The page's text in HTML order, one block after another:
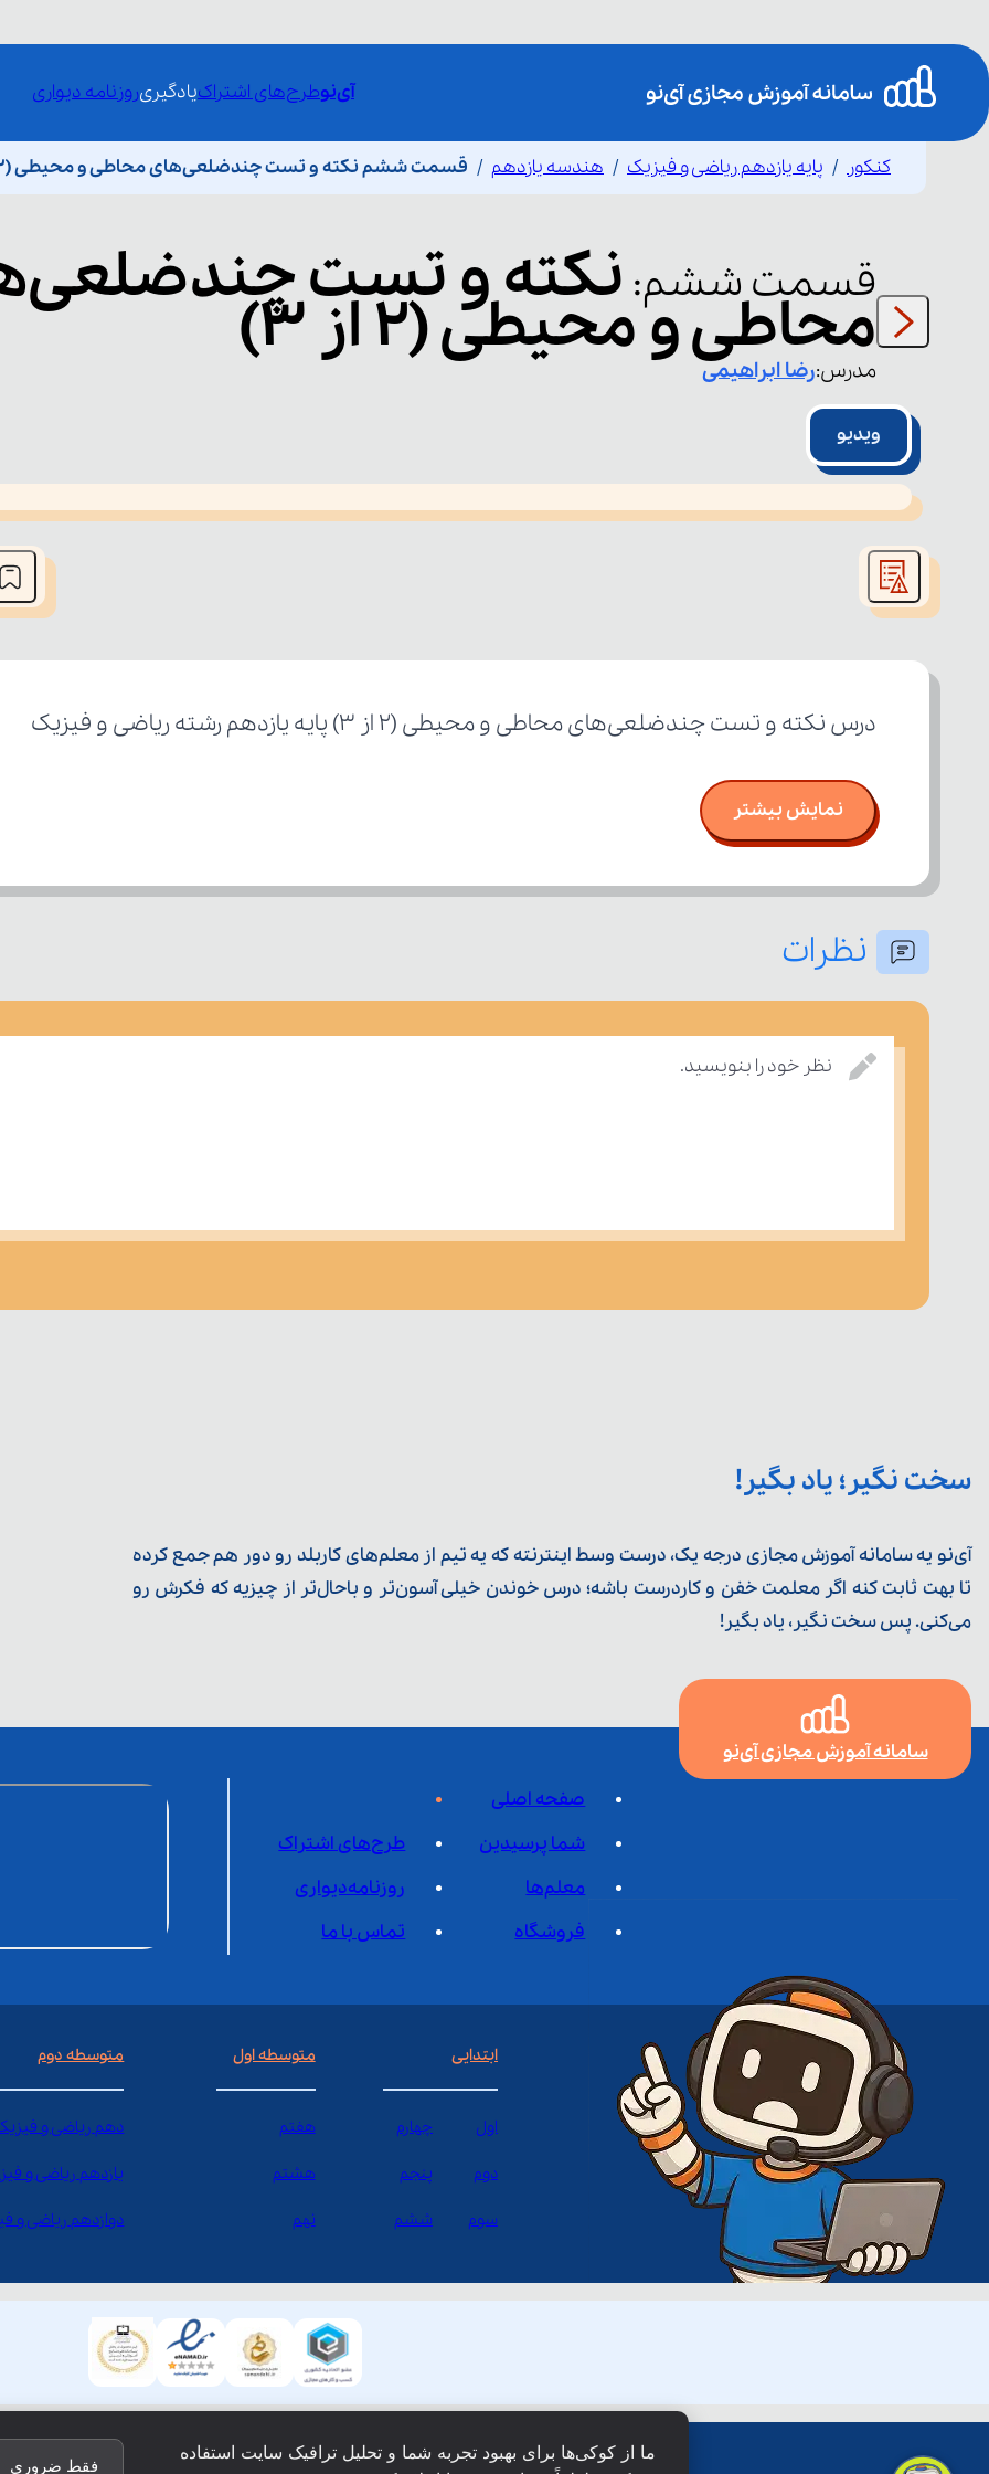
آی‌نوطرح‌های اشتراکیادگیریروزنامه دیواری
کنکور پایه یازدهم ریاضی و فیزیک هندسه یازدهم قسمت ششم نکته و تست چندضلعی‌های محاطی و محیطی (۲ از ۳)
قسمت ششم: نکته و تست
محاطی و محیطی (۲ از ۳)
مدرس:رضاابراهیمی
ویدیو
This
is
window.
درس نکته و تست چندضلعی‌های محاطی و محیطی (۲ از ۳) پایه یازدهم رشته ریاضی و فیزیک
نمایش بیشتر
نظرات
نظر خود را بنویسید.
سخت نگیر؛ یاد بگیر!
آی‌نو یه سامانه آموزش مجازی درجه یک، درست وسط اینترنته که یه تیم از معلم‌‌های کاربلد رو دور هم جمع کرده
تا بهت ثابت کنه اگر معلمت خفن و کاردرست باشه؛ درس خوندن خیلی آسون‌تر و باحال‌تر از چیزیه که فکرش رو
می‌کنی. پس سخت نگیر، یاد بگیر!
سامانه آموزش مجازی آی‌نو
صفحه اصلی
شما پرسیدین
طرح‌های اشتراک
معلم‌ها
روزنامه‌دیواری
فروشگاه
تماس با ما
ابتدایی
اول چهارم
دوم پنجم
سوم ششم
متوسطه اول
هفتم
هشتم
نهم
متوسطه دوم
دهم ریاضی و
یازدهم ریاضی و
دوازدهم ریاضی و
ما از کوکی‌ها برای بهبود تجربه شما و تحلیل ترافیک سایت استفاده
فقط ضروری